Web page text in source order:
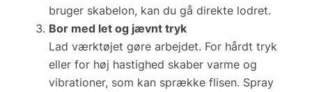
bruger skabelon, kan du gå direkte lodret.
Bor med let og jævnt tryk
Lad værktøjet gøre arbejdet. For hårdt tryk
eller for høj hastighed skaber varme og
vibrationer, som kan sprække flisen. Spray